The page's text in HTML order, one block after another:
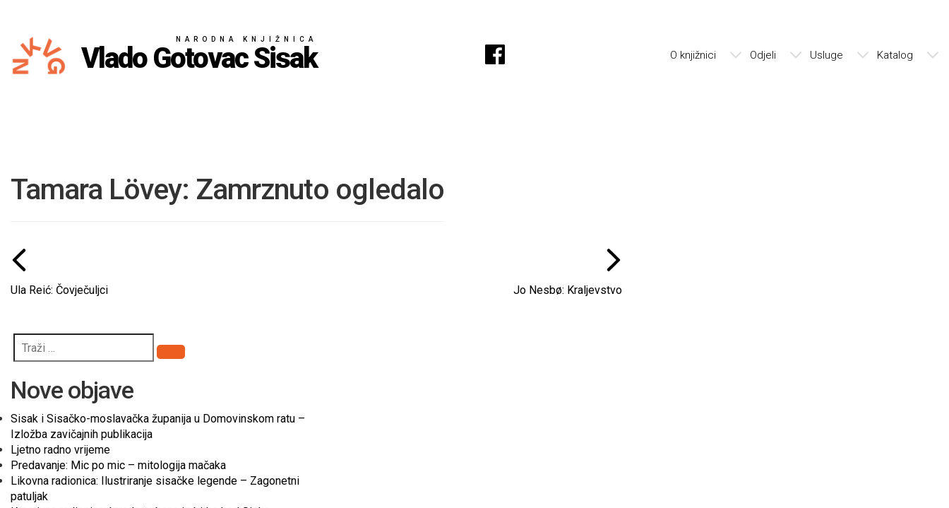
NARODNA KNJIŽNICA
Vlado Gotovac Sisak O knjižnici Odjeli Usluge Katalog
Tamara Lövey: Zamrznuto ogledalo
Ula Reić: Čovječuljci Jo Nesbø: Kraljevstvo
Pretraži
Nove objave
Sisak i Sisačko-moslavačka županija u Domovinskom ratu –
Izložba zavičajnih publikacija
Ljetno radno vrijeme
Predavanje: Mic po mic – mitologija mačaka
Likovna radionica: Ilustriranje sisačke legende – Zagonetni
patuljak